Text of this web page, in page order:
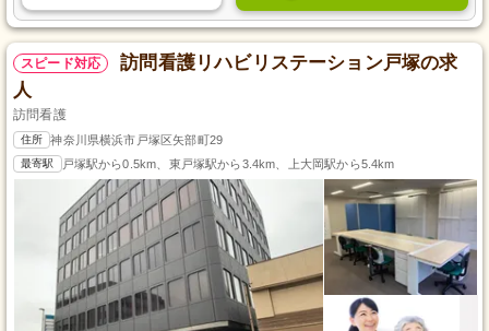
スピード対応
訪問看護リハビリステーション戸塚の求
人
訪問看護
住所 神奈川県横浜市戸塚区矢部町29
最寄駅 戸塚駅から0.5km、東戸塚駅から3.4km、上大岡駅から5.4km